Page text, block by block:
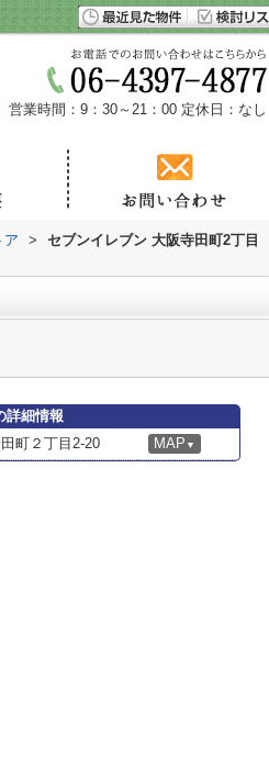
営業時間：9：30～21：00 定休日：なし
ア >
セブンイレブン 大阪寺田町2丁目
詳細情報
町２丁目2-20 MAP ▼